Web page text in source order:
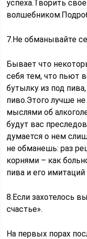
успеха.Творить
7.Не обманывайте
Бывает что
себя тем, что пьют
бутылку из под
пиво.Этого лучше
мыслями об
будут вас
думается о нем
не обманешь: раз
корнями – как
пива и его имитаций
8.Если захотелось
счастье».
На первых порах